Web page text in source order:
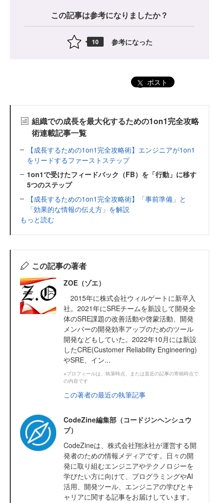
この記事は参考になりましたか？
10 参考になった
ポスト
組織での成長を最大化するための1on1完全攻略
術連載記事一覧
【成長するための1on1完全攻略術】エンジニアが1on1
をリードするファーストステップ
1on1で受けたフィードバック（FB）を「行動」に移す
5つのステップ
【成長するための1on1完全攻略術】「事前準備」と
「効果的な情報の伝え方」を解説
もっと読む
この記事の著者
ZOE（ゾエ）
2015年に株式会社ウィルゲートに新卒入
社。2021年にSREチームを新設して開発全
体のSRE課題の改善活動や啓蒙活動、開発
メンバーの開発効率アップのためのツール
開発などもしていた。2022年10月には新設
したCRE(Customer Reliability Engineering)
やSRE、イン...
※プロフィールは、執筆時点、または直近の記事の寄稿時点で
の内容です
この著者の最近の執筆記事
CodeZine編集部（コードジンヘンシュウ
ブ）
CodeZineは、株式会社翔泳社が運営する開
発者のための情報メディアです。日々の開
発に取り組むエンジニアやテクノロジーを
学びたい方に向けて、プログラミングやAI
活用、開発ツール、エンジニアの学びとキ
ャリアに関する記事をお届けしています。